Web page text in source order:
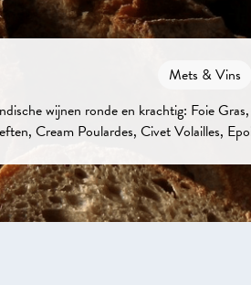
Mets & Vins
wijnen ronde en krachtig: Foie
Cream Poulardes, Civet Volailles,